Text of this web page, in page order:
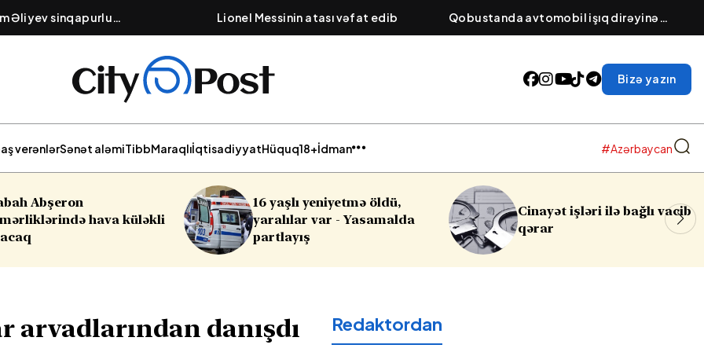
Əliyev sinqapurlu
edib
Lionel Messinin atası vəfat edib
Qobustanda avtomobil işıq dirəyinə
çırpılıb, ölən var
Bizə yazın
verənlərSənət aləmiTibbMaraqlıİqtisadiyyatHüquq18+İdman #Azərbaycan
16 yaşlı yeniyetmə öldü,
yaralılar var - Yasamalda
Cinayət işləri ilə bağlı vacib
qərar
Sabahın havası
danışdı Redaktordan